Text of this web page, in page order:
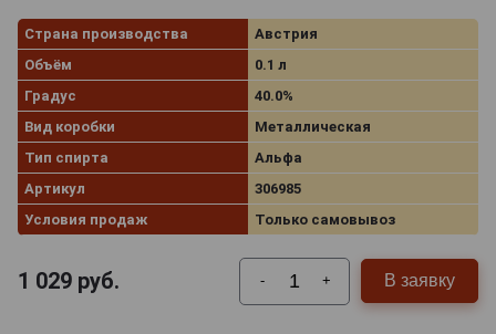
Страна производства
Австрия
Объём
0.1 л
Градус
40.0%
Вид коробки
Металлическая
Тип спирта
Альфа
Артикул
306985
Условия продаж
Только самовывоз
1 029 руб. - + В заявку